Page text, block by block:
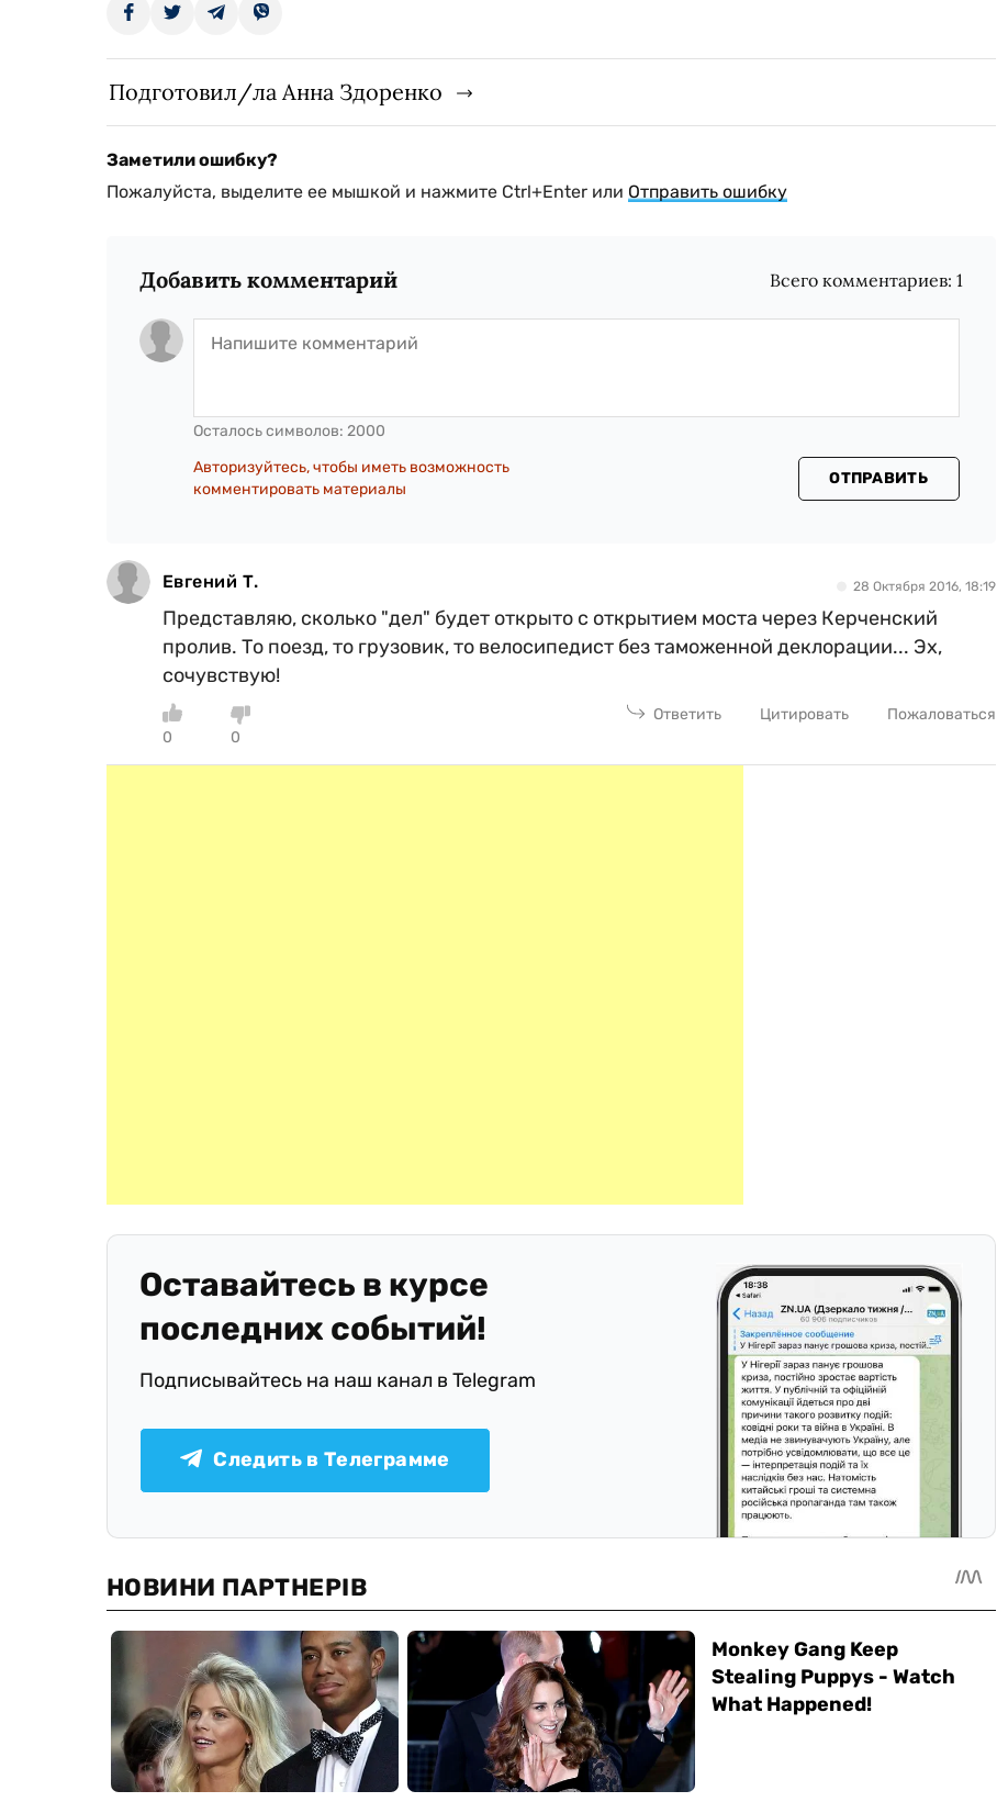
Подготовил/ла Анна Здоренко
Заметили ошибку?
Пожалуйста, выделите ее мышкой и нажмите Ctrl+Enter или Отправить ошибку
Добавить комментарий Всего комментариев:1
Осталось символов: 2000
Авторизуйтесь, чтобы иметь возможность
комментировать материалы
ОТПРАВИТЬ
Евгений Т. 28 Октября 2016, 18:19
Представляю, сколько "дел" будет открыто с открытием моста через Керченский
пролив. То поезд, то грузовик, то велосипедист без таможенной деклорации... Эх,
сочувствую!
0 0
Ответить Цитировать Пожаловаться
Оставайтесь в курсе
последних событий!
Подписывайтесь на наш канал в Telegram
Следить в Телеграмме